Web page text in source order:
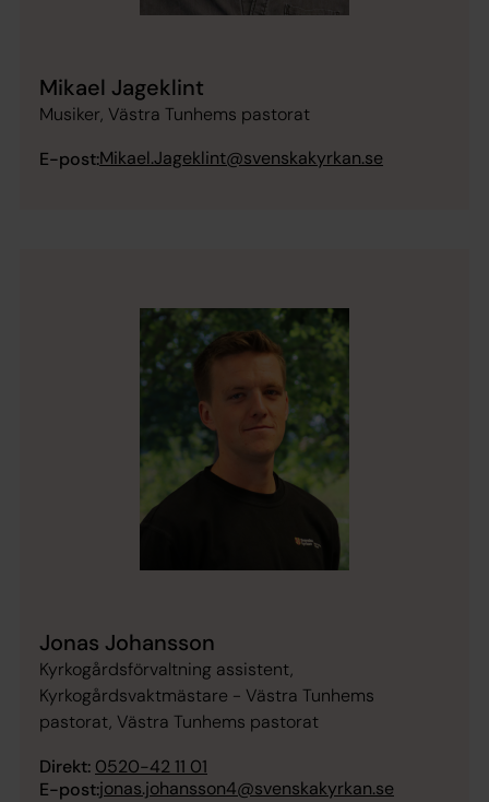
Mikael Jageklint
Musiker, Västra Tunhems pastorat
E-post:Mikael.Jageklint@svenskakyrkan.se
Jonas Johansson
Kyrkogårdsförvaltning assistent,
Kyrkogårdsvaktmästare - Västra Tunhems
pastorat, Västra Tunhems pastorat
Direkt: 0520-42 11 01
E-post:jonas.johansson4@svenskakyrkan.se